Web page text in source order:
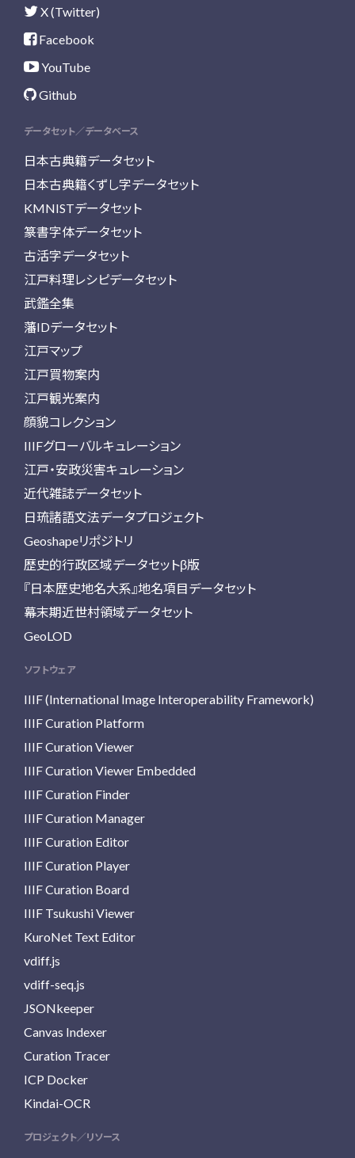
X (Twitter)
Facebook
YouTube
Github
データセット／データベース
日本古典籍データセット
日本古典籍くずし字データセット
KMNISTデータセット
篆書字体データセット
古活字データセット
江戸料理レシピデータセット
武鑑全集
藩IDデータセット
江戸マップ
江戸買物案内
江戸観光案内
顔貌コレクション
IIIFグローバルキュレーション
江戸・安政災害キュレーション
近代雑誌データセット
日琉諸語文法データプロジェクト
Geoshapeリポジトリ
歴史的行政区域データセットβ版
『日本歴史地名大系』地名項目データセット
幕末期近世村領域データセット
GeoLOD
ソフトウェア
IIIF (International Image Interoperability Framework)
IIIF Curation Platform
IIIF Curation Viewer
IIIF Curation Viewer Embedded
IIIF Curation Finder
IIIF Curation Manager
IIIF Curation Editor
IIIF Curation Player
IIIF Curation Board
IIIF Tsukushi Viewer
KuroNet Text Editor
vdiff.js
vdiff-seq.js
JSONkeeper
Canvas Indexer
Curation Tracer
ICP Docker
Kindai-OCR
プロジェクト／リソース